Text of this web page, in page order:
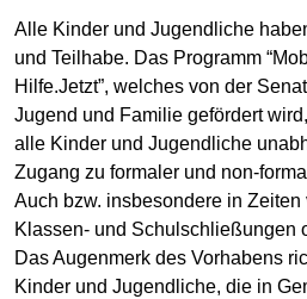
Alle Kinder und Jugendliche
und Teilhabe. Das Programm
Hilfe.Jetzt”, welches von der
Jugend und Familie gefördert
alle Kinder und Jugendliche
Zugang zu formaler und non-
Auch bzw. insbesondere in
Klassen- und Schulschließungen
Das Augenmerk des Vorhabens
Kinder und Jugendliche, die in